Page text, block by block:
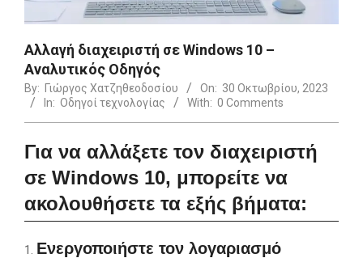
Αλλαγή διαχειριστή σε Windows 10 –
Αναλυτικός Οδηγός
By: Γιώργος Χατζηθεοδοσίου On: 30 Οκτωβρίου, 2023
In: Οδηγοί τεχνολογίας With: 0 Comments
Για να αλλάξετε τον διαχειριστή
σε Windows 10, μπορείτε να
ακολουθήσετε τα εξής βήματα:
Ενεργοποιήστε τον λογαριασμό